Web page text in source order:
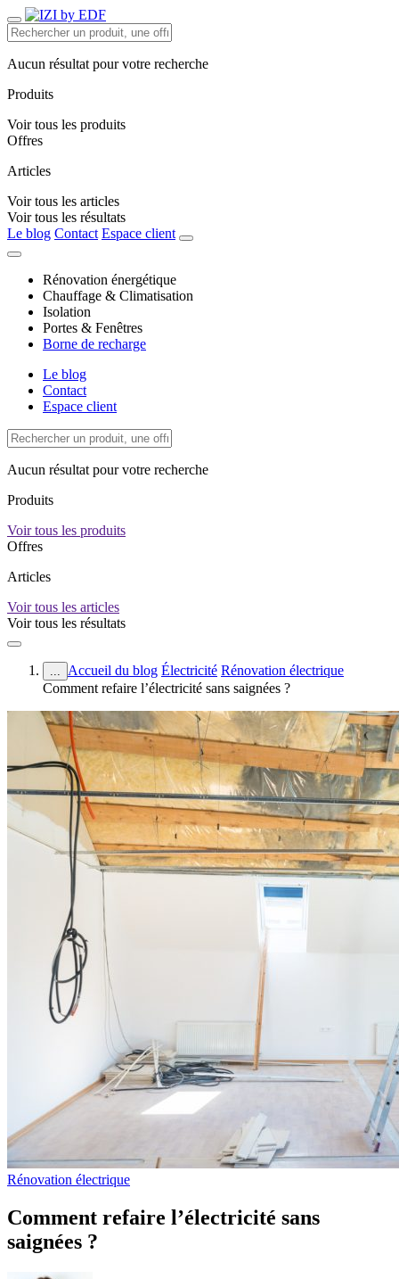
Aucun résultat pour votre recherche
Produits
Voir tous les produits
Offres
Articles
Voir tous les articles
Voir tous les résultats
Le blog Contact Espace client
Rénovation énergétique
Chauffage & Climatisation
Isolation
Portes & Fenêtres
Borne de recharge
Le blog
Contact
Espace client
Aucun résultat pour votre recherche
Produits
Voir tous les produits
Offres
Articles
Voir tous les articles
Voir tous les résultats
... Accueil du blog Électricité Rénovation électrique
Comment refaire l’électricité sans saignées ?
Rénovation électrique
Comment refaire l’électricité sans
saignées ?